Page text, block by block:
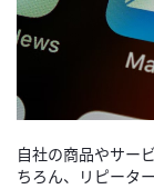
自社の商品やサー
ちろん、リピータ